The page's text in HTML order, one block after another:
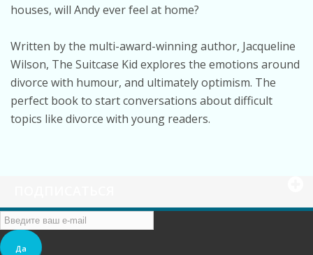
houses, will Andy ever feel at home?
Written by the multi-award-winning author, Jacqueline
Wilson, The Suitcase Kid explores the emotions around
divorce with humour, and ultimately optimism. The
perfect book to start conversations about difficult
topics like divorce with young readers.
Да